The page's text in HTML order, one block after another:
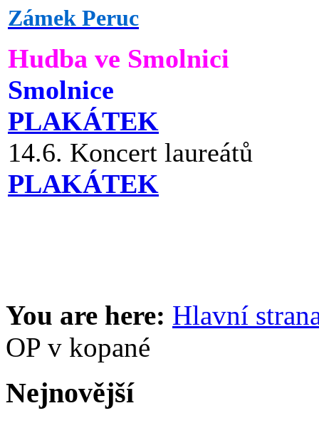
Zámek Peruc
Hudba ve Smolnici
Smolnice
PLAKÁTEK
14.6. Koncert laureátů
PLAKÁTEK
You are here: Hlavní
OP v kopané
Nejnovější